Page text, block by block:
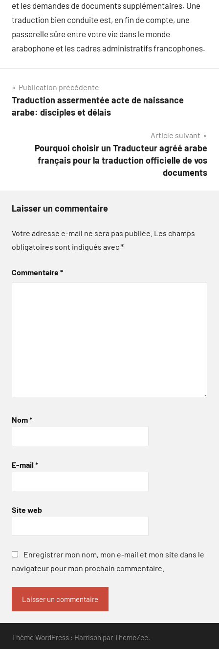
et les demandes de documents supplémentaires. Une
traduction bien conduite est, en fin de compte, une
passerelle sûre entre votre vie dans le monde
arabophone et les cadres administratifs francophones.
Navigation
de
Publication précédente
Traduction assermentée acte de naissance
arabe: disciples et délais
Article suivant
Pourquoi choisir un Traducteur agréé arabe
français pour la traduction officielle de vos
documents
Laisser un commentaire
Votre adresse e-mail ne sera pas publiée. Les champs
obligatoires sont indiqués avec*
Commentaire*
Nom*
E-mail *
Site web
Enregistrer mon nom, mon e-mail et mon site dans le
navigateur pour mon prochain commentaire.
Thème WordPress : Harrison par ThemeZee.